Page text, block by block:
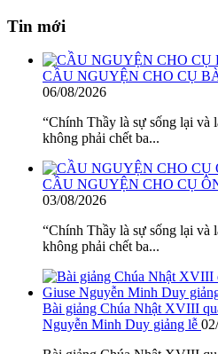
Tin mới
CẦU NGUYỆN CHO CỤ
06/08/2026
“Chính Thầy là sự sống lại và
không phải chết ba...
CẦU NGUYỆN CHO CỤ
03/08/2026
“Chính Thầy là sự sống lại và
không phải chết ba...
Bài giảng Chúa Nhật XVIII
Nguyễn Minh Duy giảng lễ